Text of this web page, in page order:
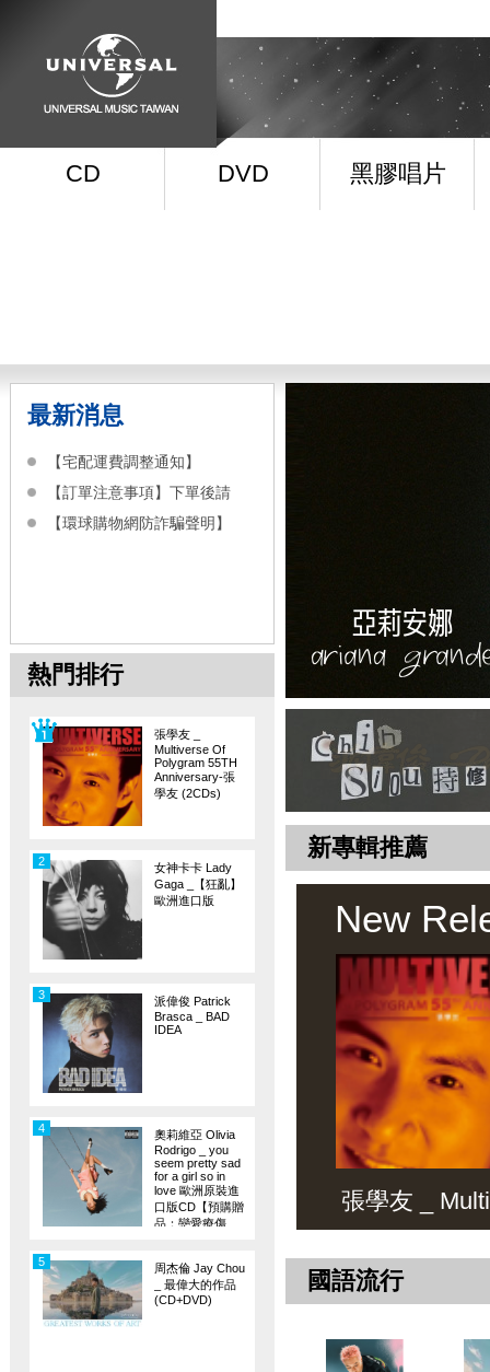
CD DVD 黑膠唱片
最新消息
【宅配運費調整通知】
【訂單注意事項】下單後請
【環球購物網防詐騙聲明】
熱門排行
張學友 _
Multiverse Of
Polygram 55TH
Anniversary-張
學友 (2CDs)
女神卡卡 Lady
Gaga _【狂亂】
歐洲進口版
2
派偉俊 Patrick
Brasca _ BAD
IDEA
3
奧莉維亞 Olivia
Rodrigo _ you
seem pretty sad
for a girl so in
love 歐洲原裝進
口版CD【預購贈
品：戀愛療傷
4
周杰倫 Jay Chou
_ 最偉大的作品
(CD+DVD)
5
新專輯推薦
New
張學友 _
國語流行